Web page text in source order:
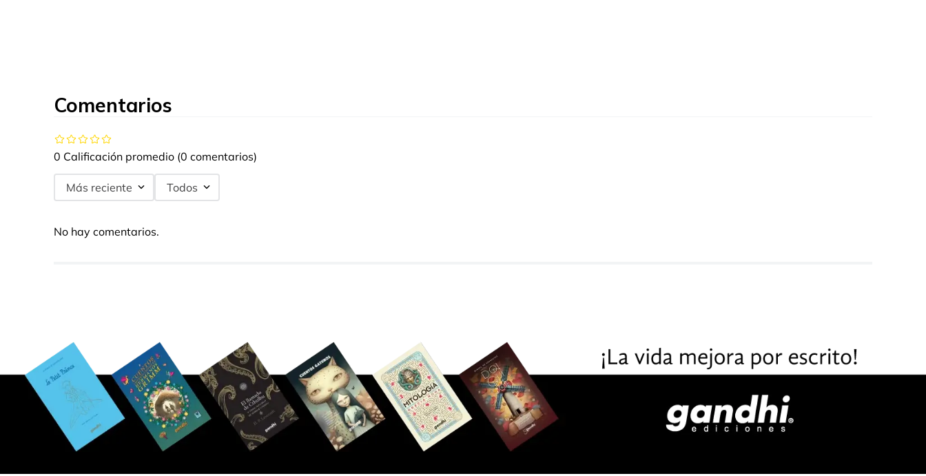
Comentarios
0 Calificación promedio (0 comentarios)
Más reciente Todos
No hay comentarios.